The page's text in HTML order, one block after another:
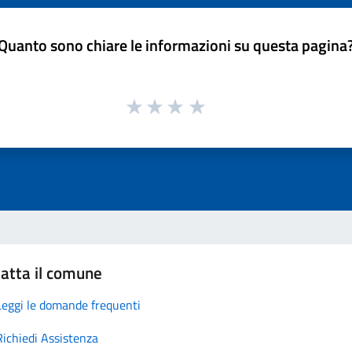
sono chiare le informazioni su questa
il comune
le domande frequenti
Assistenza